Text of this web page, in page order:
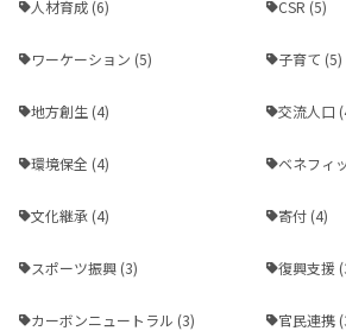
人材育成 (6) CSR (5)
ワーケーション (5) 子育て (5)
地方創生 (4) 交流人口
環境保全 (4) ベネフィ
文化継承 (4) 寄付 (4)
スポーツ振興 (3) 復興支援
カーボンニュートラル (3) 官民連携